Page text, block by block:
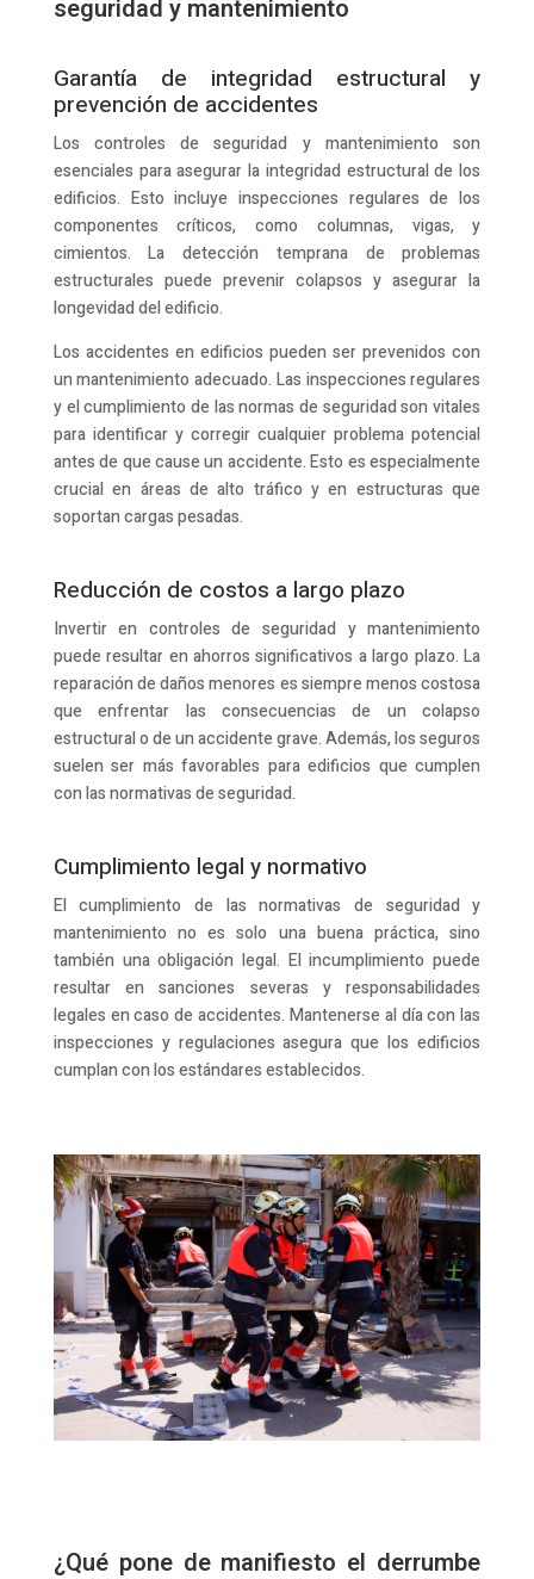
seguridad y mantenimiento
Garantía de integridad estructural y
prevención de accidentes
Los controles de seguridad y mantenimiento son
esenciales para asegurar la integridad estructural de los
edificios. Esto incluye inspecciones regulares de los
componentes críticos, como columnas, vigas, y
cimientos. La detección temprana de problemas
estructurales puede prevenir colapsos y asegurar la
longevidad del edificio.
Los accidentes en edificios pueden ser prevenidos con
un mantenimiento adecuado. Las inspecciones regulares
y el cumplimiento de las normas de seguridad son vitales
para identificar y corregir cualquier problema potencial
antes de que cause un accidente. Esto es especialmente
crucial en áreas de alto tráfico y en estructuras que
soportan cargas pesadas.
Reducción de costos a largo plazo
Invertir en controles de seguridad y mantenimiento
puede resultar en ahorros significativos a largo plazo. La
reparación de daños menores es siempre menos costosa
que enfrentar las consecuencias de un colapso
estructural o de un accidente grave. Además, los seguros
suelen ser más favorables para edificios que cumplen
con las normativas de seguridad.
Cumplimiento legal y normativo
El cumplimiento de las normativas de seguridad y
mantenimiento no es solo una buena práctica, sino
también una obligación legal. El incumplimiento puede
resultar en sanciones severas y responsabilidades
legales en caso de accidentes. Mantenerse al día con las
inspecciones y regulaciones asegura que los edificios
cumplan con los estándares establecidos.
¿Qué pone de manifiesto el derrumbe